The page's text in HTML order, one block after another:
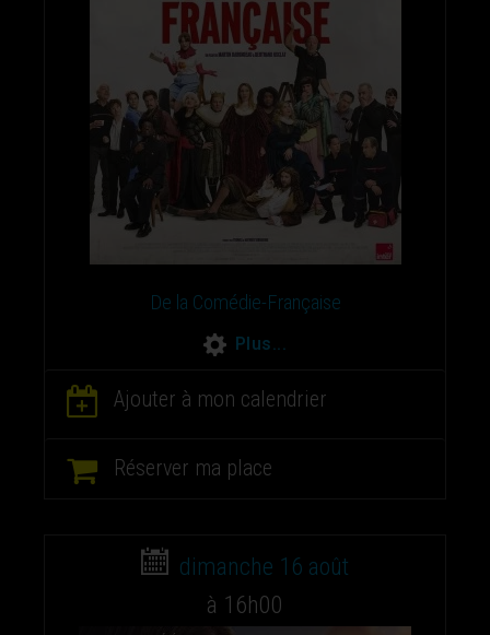
De la Comédie-Française
Plus...
Ajouter à mon calendrier
Réserver ma place
dimanche 16 août
à 16h00